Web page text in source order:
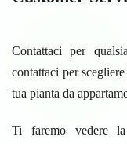
Contattaci per
contattaci per
tua pianta da
Ti faremo vedere